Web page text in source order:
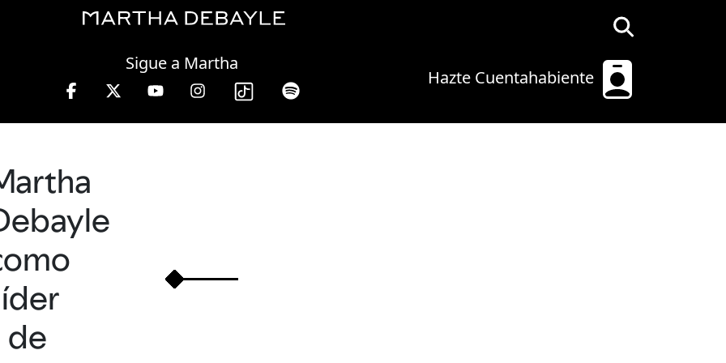
Hazte Cuentahabiente
Sigue a Martha
Debayle en W, lunes a viernes de 10 a 13 hrs.
de